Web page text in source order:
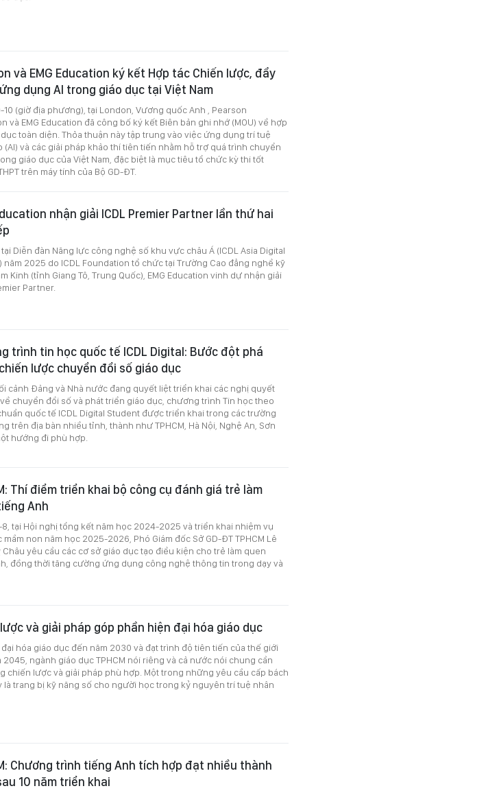
và EMG Education ký kết Hợp tác Chiến lược, đẩy
dụng AI trong giáo dục tại Việt Nam
10 (giờ địa phương), tại London, Vương quốc Anh , Pearson
và EMG Education đã công bố ký kết Biên bản ghi nhớ (MOU) về hợp
toàn diện. Thỏa thuận này tập trung vào việc ứng dụng trí tuệ
(AI) và các giải pháp khảo thí tiên tiến nhằm hỗ trợ quá trình chuyển
giáo dục của Việt Nam, đặc biệt là mục tiêu tổ chức kỳ thi tốt
trên máy tính của Bộ GD-ĐT.
nhận giải ICDL Premier Partner lần thứ hai
tại Diễn đàn Năng lực công nghệ số khu vực châu Á (ICDL Asia Digital
năm 2025 do ICDL Foundation tổ chức tại Trường Cao đẳng nghề kỹ
Kinh (tỉnh Giang Tô, Trung Quốc), EMG Education vinh dự nhận giải
Partner.
trình tin học quốc tế ICDL Digital: Bước đột phá
lược chuyển đổi số giáo dục
cảnh Đảng và Nhà nước đang quyết liệt triển khai các nghị quyết
chuyển đổi số và phát triển giáo dục, chương trình Tin học theo
quốc tế ICDL Digital Student được triển khai trong các trường
trên địa bàn nhiều tỉnh, thành như TPHCM, Hà Nội, Nghệ An, Sơn
hướng đi phù hợp.
Thí điểm triển khai bộ công cụ đánh giá trẻ làm
Anh
8, tại Hội nghị tổng kết năm học 2024-2025 và triển khai nhiệm vụ
mầm non năm học 2025-2026, Phó Giám đốc Sở GD-ĐT TPHCM Lê
Châu yêu cầu các cơ sở giáo dục tạo điều kiện cho trẻ làm quen
đồng thời tăng cường ứng dụng công nghệ thông tin trong dạy và
và giải pháp góp phần hiện đại hóa giáo dục
hóa giáo dục đến năm 2030 và đạt trình độ tiên tiến của thế giới
2045, ngành giáo dục TPHCM nói riêng và cả nước nói chung cần
chiến lược và giải pháp phù hợp. Một trong những yêu cầu cấp bách
là trang bị kỹ năng số cho người học trong kỷ nguyên trí tuệ nhân
Chương trình tiếng Anh tích hợp đạt nhiều thành
10 năm triển khai